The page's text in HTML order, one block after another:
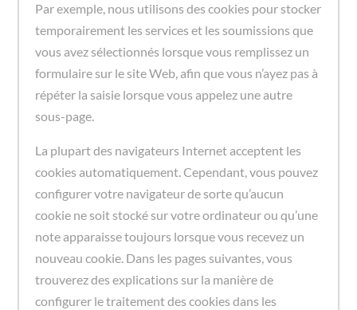
Par exemple, nous utilisons des cookies pour stocker
temporairement les services et les soumissions que
vous avez sélectionnés lorsque vous remplissez un
formulaire sur le site Web, afin que vous n’ayez pas à
répéter la saisie lorsque vous appelez une autre
sous-page.
La plupart des navigateurs Internet acceptent les
cookies automatiquement. Cependant, vous pouvez
configurer votre navigateur de sorte qu’aucun
cookie ne soit stocké sur votre ordinateur ou qu’une
note apparaisse toujours lorsque vous recevez un
nouveau cookie. Dans les pages suivantes, vous
trouverez des explications sur la manière de
configurer le traitement des cookies dans les